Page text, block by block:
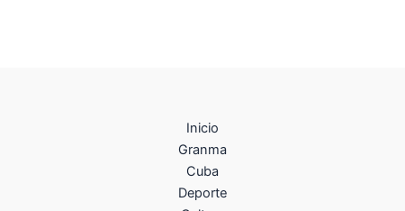
Inicio
Granma
Cuba
Deporte